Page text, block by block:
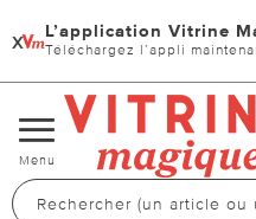
x L’application Vitrine
Téléchargez l’appli
Changer
de
navigation
Menu